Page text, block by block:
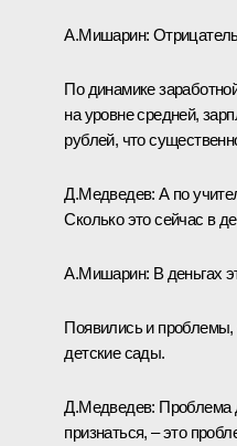
А.Мишарин:
По динамике
на уровне средней,
рублей, что
Д.Медведев: А по
Сколько это сейчас в
А.Мишарин: В деньгах
Появились и проблемы,
детские сады.
Д.Медведев: Проблема
признаться, – это